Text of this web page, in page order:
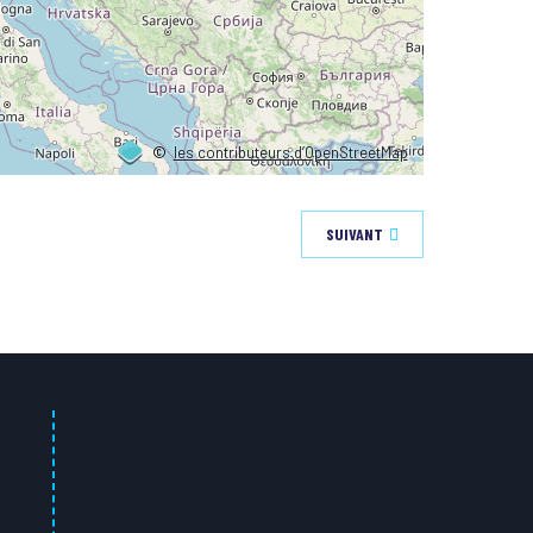
©les contributeurs d’OpenStreetMap
SUIVANT